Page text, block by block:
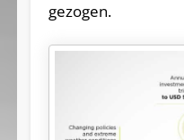
gezogen.